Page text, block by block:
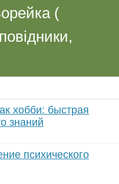
(
хобби: быстрая
знаний
психического